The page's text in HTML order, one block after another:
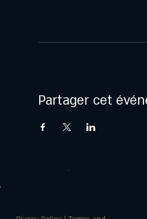
Partager cet